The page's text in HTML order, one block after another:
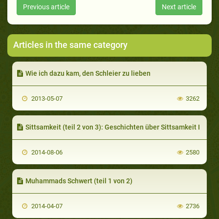
Previous article Next article
Articles in the same category
Wie ich dazu kam, den Schleier zu lieben
2013-05-07 3262
Sittsamkeit (teil 2 von 3): Geschichten über Sittsamkeit I
2014-08-06 2580
Muhammads Schwert (teil 1 von 2)
2014-04-07 2736